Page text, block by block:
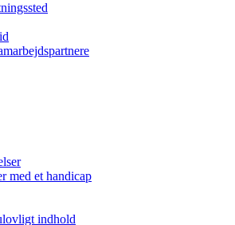
med et handicap
indhold